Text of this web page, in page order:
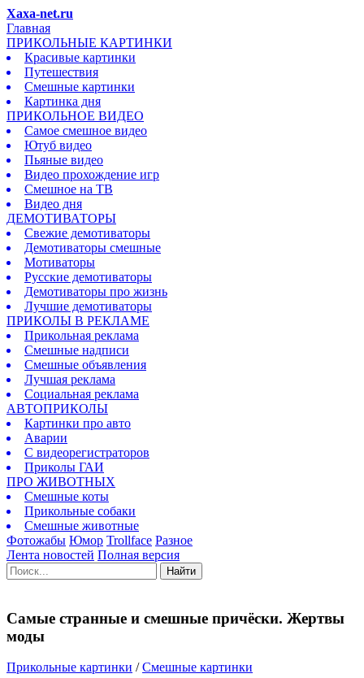
Xaxa-net.ru
Главная
ПРИКОЛЬНЫЕ КАРТИНКИ
Красивые картинки
Путешествия
Смешные картинки
Картинка дня
ПРИКОЛЬНОЕ ВИДЕО
Самое смешное видео
Ютуб видео
Пьяные видео
Видео прохождение игр
Смешное на ТВ
Видео дня
ДЕМОТИВАТОРЫ
Свежие демотиваторы
Демотиваторы смешные
Мотиваторы
Русские демотиваторы
Демотиваторы про жизнь
Лучшие демотиваторы
ПРИКОЛЫ В РЕКЛАМЕ
Прикольная реклама
Смешные надписи
Смешные объявления
Лучшая реклама
Социальная реклама
АВТОПРИКОЛЫ
Картинки про авто
Аварии
С видеорегистраторов
Приколы ГАИ
ПРО ЖИВОТНЫХ
Смешные коты
Прикольные собаки
Смешные животные
Фотожабы Юмор Trollface Разное
Лента новостей Полная версия
Найти
Самые странные и смешные причёски. Жертвы
моды
Прикольные картинки /Смешные картинки